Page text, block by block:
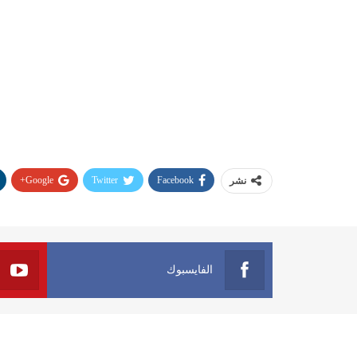
نشر Facebook
Twitter
Google+
الفايسبوك